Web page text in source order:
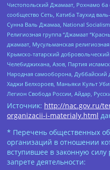
Чистопольский Джамаат, Рохнамо ба
сообщество Сеть, Катиба Таухид
Сунна Валь Джамаа, National
Религиозная группа “Джамаат
джамаат, Мусульманская
Крымско-татарский
Челебиджихана, Азов, Партия
Народная самооборона, Дуббайский
Хаджи Белхороев, Маньяки Культ
Легион Свобода России, Айдар,
Источник: http://nac.gov.ru/
organizacii-i-materialy.html
* Перечень общественных
организаций в отношении
вступившее в законную
запрете деятельности: